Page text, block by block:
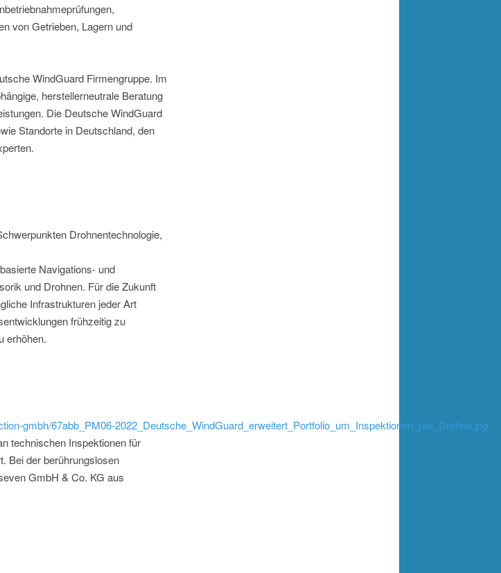
von Getrieben, Lagern und
WindGuard Firmengruppe. Im
herstellerneutrale Beratung
Die Deutsche WindGuard
Standorte in Deutschland, den
Drohnentechnologie,
Navigations- und
und Drohnen. Für die Zukunft
Infrastrukturen jeder Art
frühzeitig zu
erhöhen.
gmbh/67abb_PM06-2022_Deutsche_WindGuard_erweitert_Portfolio_um_Inspektionen_per_Drohne.jpg
technischen Inspektionen für
Bei der berührungslosen
GmbH & Co. KG aus